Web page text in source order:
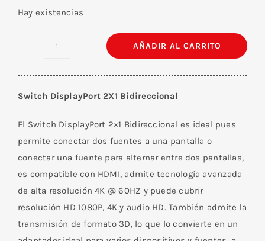
Hay existencias
Bidireccional
cantidad
AÑADIR AL CARRITO
Switch DisplayPort 2X1 Bidireccional
El Switch DisplayPort 2×1 Bidireccional es ideal pues
permite conectar dos fuentes a una pantalla o
conectar una fuente para alternar entre dos pantallas,
es compatible con HDMI, admite tecnología avanzada
de alta resolución 4K @ 60HZ y puede cubrir
resolución HD 1080P, 4K y audio HD. También admite la
transmisión de formato 3D, lo que lo convierte en un